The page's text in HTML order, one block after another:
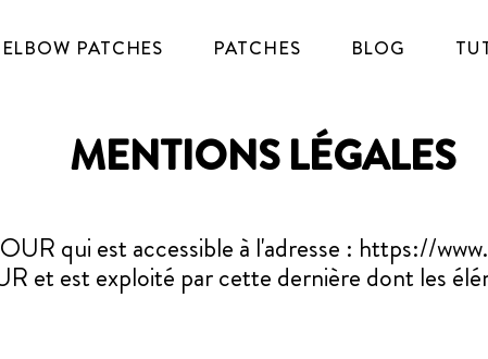
ELBOW PATCHES PATCHES BLOG
MENTIONS LÉGALES
qui est accessible à l'adresse : https://
et est exploité par cette dernière dont les